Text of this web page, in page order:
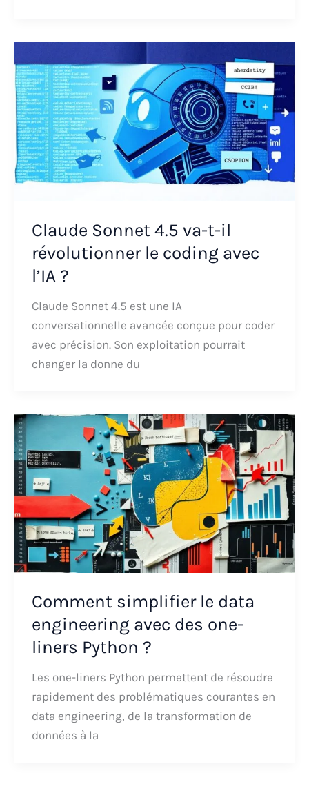
Claude Sonnet 4.5 va-t-il
révolutionner le coding avec
l’IA ?
Claude Sonnet 4.5 est une IA
conversationnelle avancée conçue pour coder
avec précision. Son exploitation pourrait
changer la donne du
Comment simplifier le data
engineering avec des one-
liners Python ?
Les one-liners Python permettent de résoudre
rapidement des problématiques courantes en
data engineering, de la transformation de
données à la